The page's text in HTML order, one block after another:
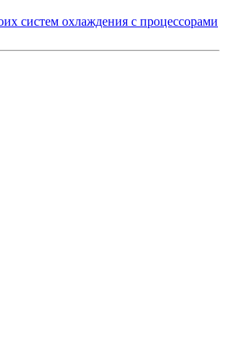
систем охлаждения с процессорами